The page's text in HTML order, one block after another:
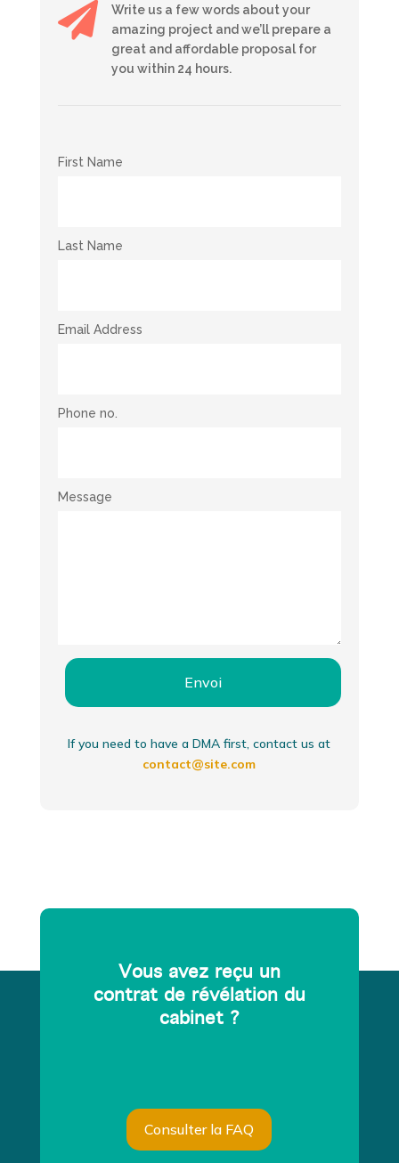

Write us a few words about your
amazing project and we’ll prepare a
great and affordable proposal for
you within 24 hours.
First Name
Last Name
Email Address
Phone no.
Message
Envoi
If you need to have a DMA first, contact us at
contact@site.com
Vous avez reçu un
contrat de révélation du
cabinet ?
Consulter la FAQ